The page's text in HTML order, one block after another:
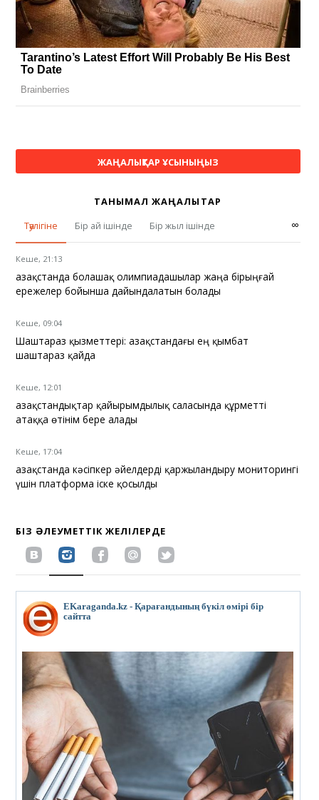
ЖАҢАЛЫҚТАР ҰСЫНЫҢЫЗ
ТАНЫМАЛ ЖАҢАЛЫҚТАР
Тәулігіне
Бір ай ішінде Бір жыл ішінде ∞
Кеше, 21:13
Қазақстанда болашақ олимпиадашылар жаңа бірыңғай
ережелер бойынша дайындалатын болады
Кеше, 09:04
Шаштараз қызметтері: Қазақстандағы ең қымбат
шаштараз қайда
Кеше, 12:01
Қазақстандықтар қайырымдылық саласында құрметті
атаққа өтінім бере алады
Кеше, 17:04
Қазақстанда кәсіпкер әйелдерді қаржыландыру мониторингі
үшін платформа іске қосылды
БІЗ ӘЛЕУМЕТТІК ЖЕЛІЛЕРДЕ
EKaraganda.kz - Қарағандының бүкіл өмірі бір
сайтта